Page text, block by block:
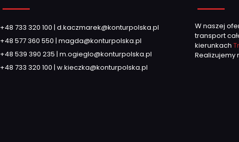
+48 733 320 100 |d.kaczmarek@konturpolska.pl
+48 577 360 550 |magda@konturpolska.pl
+48 539 390 235 |m.ogieglo@konturpolska.pl
+48 733 320 100 |w.kieczka@konturpolska.pl
W naszej
transport
kierunkach